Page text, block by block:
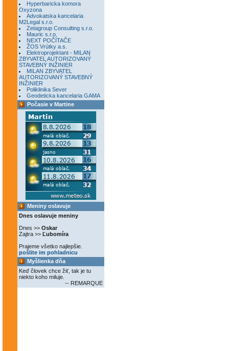
Hyperbaricka komora
Oxyzona
Advokatska kancelaria
M2Legal s.r.o.
Zetagroup Consulting s.r.o.
Mauric s.r.o.
NEXT POČÍTAČE
ŽOS Vrútky a.s.
Elektroprojektant - MILAN
ZBYVATEL AUTORIZOVANÝ
STAVEBNÝ INŽINIER
MILAN ZBYVATEL
AUTORIZOVANÝ STAVEBNÝ
INŽINIER
Poliklinika Sever
Geodeticka kancelaria GAMA
Počasie v Martine
Meniny oslavuje
Dnes oslavuje meniny
Dnes >> Oskar
Zajtra >> Ľubomíra
Prajeme všetko najlepšie.
pošlite im pohladnicu
Myšlienka dňa
Keď človek chce žiť, tak je tu
niekto koho miluje.
-- REMARQUE